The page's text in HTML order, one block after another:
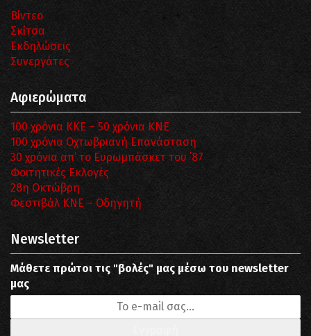
Βίντεο
Σκίτσα
Εκδηλώσεις
Συνεργάτες
Αφιερώματα
100 χρόνια ΚΚΕ – 50 χρόνια ΚΝΕ
100 χρόνια Οχτωβριανή Επανάσταση
30 χρόνια απ’ το Ευρωμπάσκετ του ΄87
Φοιτητικές Εκλογές
28η Οκτώβρη
Φεστιβάλ ΚΝΕ – Οδηγητή
Newsletter
Μάθετε πρώτοι τις "βολές" μας μέσω του newsletter
μας